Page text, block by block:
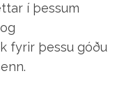
í þessum
fyrir þessu góðu